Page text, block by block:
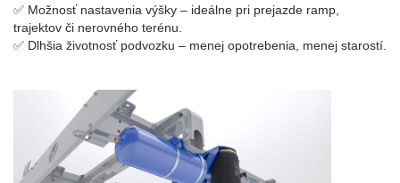
✅ Možnosť nastavenia výšky – ideálne pri prejazde ramp,
trajektov či nerovného terénu.
✅ Dlhšia životnosť podvozku – menej opotrebenia, menej starostí.